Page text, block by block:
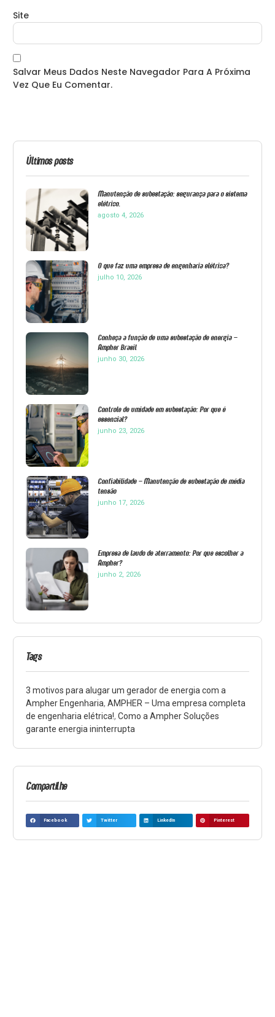
Site
Salvar Meus Dados Neste Navegador Para A Próxima
Vez Que Eu Comentar.
Últimos posts
Manutenção de subestação: segurança para o sistema
elétrico.
agosto 4, 2026
O que faz uma empresa de engenharia elétrica?
julho 10, 2026
Conheça a função de uma subestação de energia –
Ampher Brasil
junho 30, 2026
Controle de umidade em subestação: Por que é
essencial?
junho 23, 2026
Confiabilidade – Manutenção de subestação de média
tensão
junho 17, 2026
Empresa de laudo de aterramento: Por que escolher a
Ampher?
junho 2, 2026
Tags
3 motivos para alugar um gerador de energia com a
Ampher Engenharia, AMPHER – Uma empresa completa
de engenharia elétrica!, Como a Ampher Soluções
garante energia ininterrupta
Compartilhe
Facebook Twitter LinkedIn Pinterest